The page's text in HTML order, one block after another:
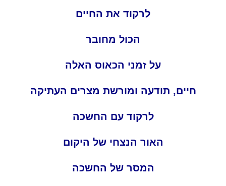
לרקוד את החיים
הכול מחובר
על זמני הכאוס האלה
חיים, תודעה ומורשת מצרים העתיקה
לרקוד עם החשכה
האור הנצחי של היקום
המסר של החשכה